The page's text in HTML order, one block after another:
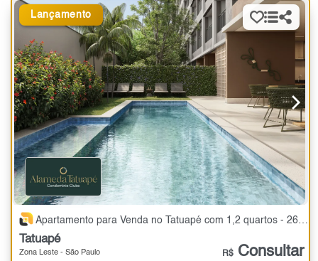
Lançamento
Apartamento para Venda no Tatuapé com 1,2 quartos - 26 a 63 m²
Tatuapé
Zona Leste - São Paulo R$ Consultar